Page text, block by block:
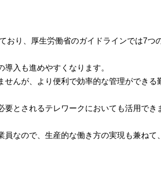
おり、厚生労働省のガイドラインでは7つ
入も進めやすくなります。
んが、より便利で効率的な管理ができる
とされるテレワークにおいても活用でき
なので、生産的な働き方の実現も兼ねて、